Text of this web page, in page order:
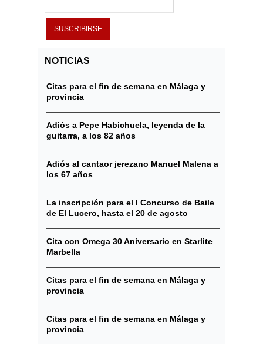
NOTICIAS
Citas para el fin de semana en Málaga y
provincia
Adiós a Pepe Habichuela, leyenda de la
guitarra, a los 82 años
Adiós al cantaor jerezano Manuel Malena a
los 67 años
La inscripción para el I Concurso de Baile
de El Lucero, hasta el 20 de agosto
Cita con Omega 30 Aniversario en Starlite
Marbella
Citas para el fin de semana en Málaga y
provincia
Citas para el fin de semana en Málaga y
provincia